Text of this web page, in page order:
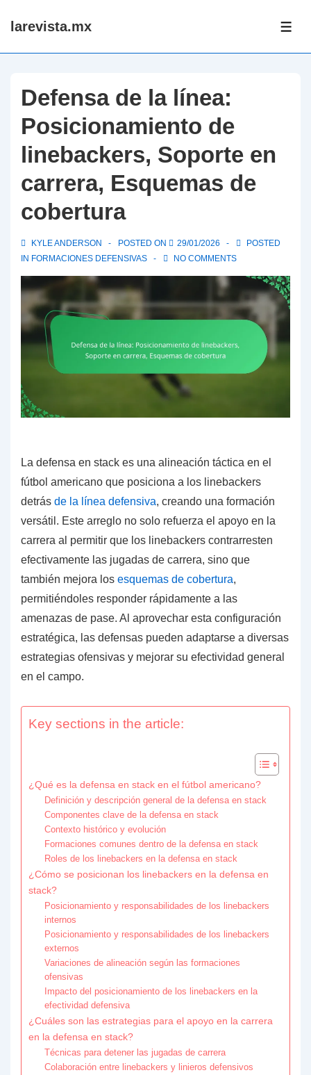
Skiplarevista.mx
Defensa de la línea:
Posicionamiento de
linebackers, Soporte en
carrera, Esquemas de
cobertura
KYLE ANDERSON POSTED ON 29/01/2026
POSTED
IN FORMACIONES DEFENSIVAS NO COMMENTS
La defensa en stack es una alineación táctica en el
fútbol americano que posiciona a los linebackers
detrás de la línea defensiva, creando una formación
versátil. Este arreglo no solo refuerza el apoyo en la
carrera al permitir que los linebackers contrarresten
efectivamente las jugadas de carrera, sino que
también mejora los esquemas de cobertura,
permitiéndoles responder rápidamente a las
amenazas de pase. Al aprovechar esta configuración
estratégica, las defensas pueden adaptarse a diversas
estrategias ofensivas y mejorar su efectividad general
en el campo.
Key sections in the article:
¿Qué es la defensa en stack en el fútbol americano?
Definición y descripción general de la defensa en stack
Componentes clave de la defensa en stack
Contexto histórico y evolución
Formaciones comunes dentro de la defensa en stack
Roles de los linebackers en la defensa en stack
¿Cómo se posicionan los linebackers en la defensa en
stack?
Posicionamiento y responsabilidades de los linebackers
internos
Posicionamiento y responsabilidades de los linebackers
externos
Variaciones de alineación según las formaciones
ofensivas
Impacto del posicionamiento de los linebackers en la
efectividad defensiva
¿Cuáles son las estrategias para el apoyo en la carrera
en la defensa en stack?
Técnicas para detener las jugadas de carrera
Colaboración entre linebackers y linieros defensivos